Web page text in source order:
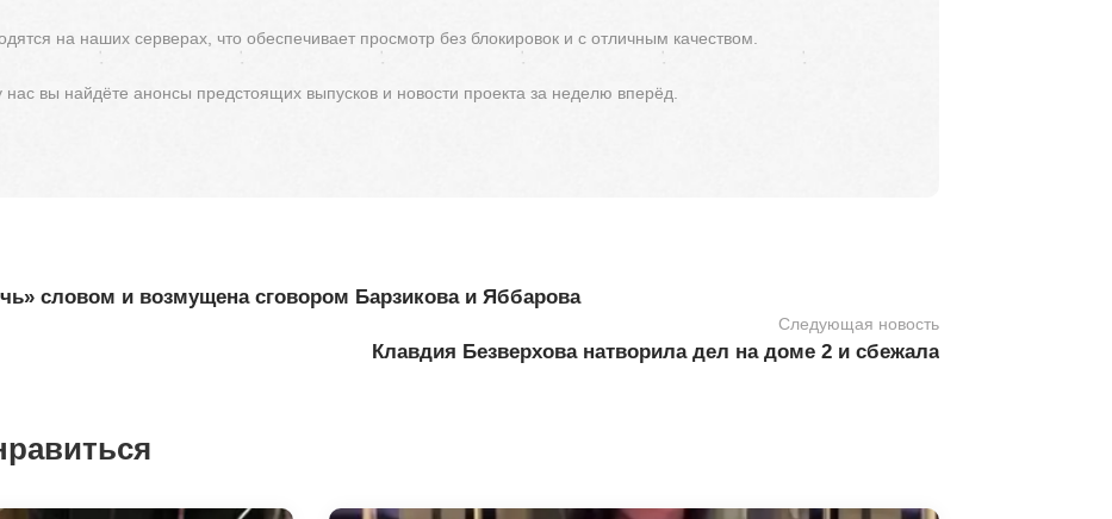
на наших серверах, что обеспечивает просмотр без блокировок и с отличным качеством.
нас вы найдёте анонсы предстоящих выпусков и новости проекта за неделю вперёд.
словом и возмущена сговором Барзикова и Яббарова
Следующая новость
Клавдия Безверхова натворила дел на доме 2 и сбежала